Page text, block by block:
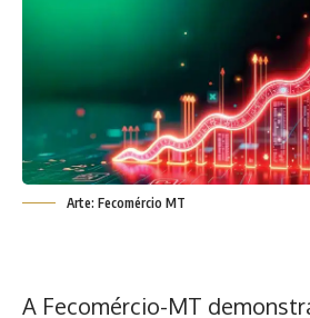
Arte: Fecomércio MT
A Fecomércio-MT